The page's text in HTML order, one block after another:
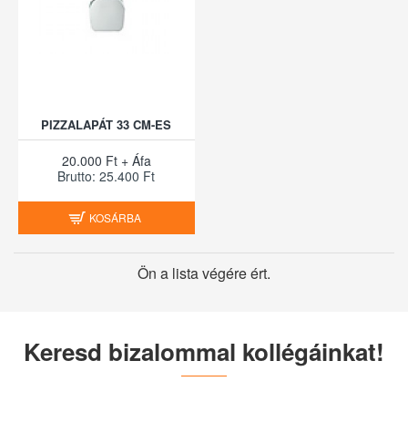
PIZZALAPÁT 33 CM-ES
20.000 Ft + Áfa
Brutto: 25.400 Ft
KOSÁRBA
Ön a lista végére ért.
Keresd bizalommal kollégáinkat!